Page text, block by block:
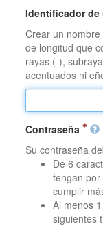
Identificador
Crear un
de longitud que
rayas (-),
acentuados ni
Contraseña
Su contraseña
De 6
tengan
cumplir
Al menos
siguientes